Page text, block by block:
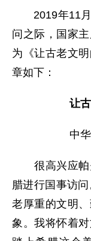
2019年11月
问之际，国家
为《让古老文
章如下：
让
中
很高兴应帕
腊进行国事访
老厚重的文明
象。我将怀着